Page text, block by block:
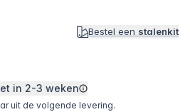
Bestel een stalenkit
in 2-3 weken
uit de volgende levering.